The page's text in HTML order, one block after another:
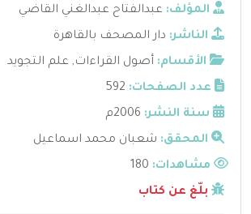
المؤلف: عبدالفتاح عبدالغني القاضي
الناشر: دار المصحف بالقاهرة
الأقسام: أصول القراءات, علم التجويد
عدد الصفحات: 592
سنة النشر: 2006م
المحقق: شعبان محمد اسماعيل
مشاهدات:
بلّغ عن كتاب